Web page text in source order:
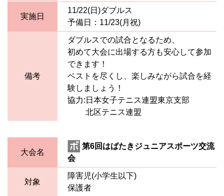
実施日
11/22(日)ダブルス
予備日：11/23(月祝)
備考
ダブルスでの試合となるため、
初めて大会に出場する方も安心して参加
できます！
ベストを尽くし、楽しみながら試合を経
験しましょう！
協力:日本女子テニス連盟東京支部
北区テニス連盟
大会名
第6回はばたきジュニアスポーツ交流
会
対象
障害児(小学生以下)
保護者